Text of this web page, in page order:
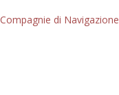
Compagnie di Navigazione